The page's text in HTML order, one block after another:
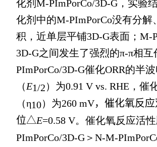
化剂 M-PImPorCo/3D-G ，实验
化剂中的M-PImPorCo没有分解
积，近单层平铺3D-G表面； M-
3D-G之间发生了强烈的π-π相互
PImPorCo/3D-G催化ORR的半
（E1/2）为0.91 V vs. RHE ，催
（η10）为260 mV，催化氧反
位△E=0.58 V。催化氧反应活性
PImPorCo/3D-G ＞ N-M-